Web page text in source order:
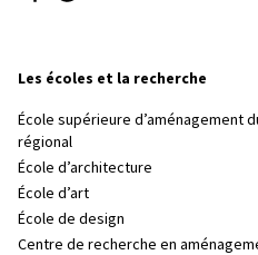
Les écoles et la recherche
École supérieure
régional
École d’architecture
École d’art
École de design
Centre de recherche en